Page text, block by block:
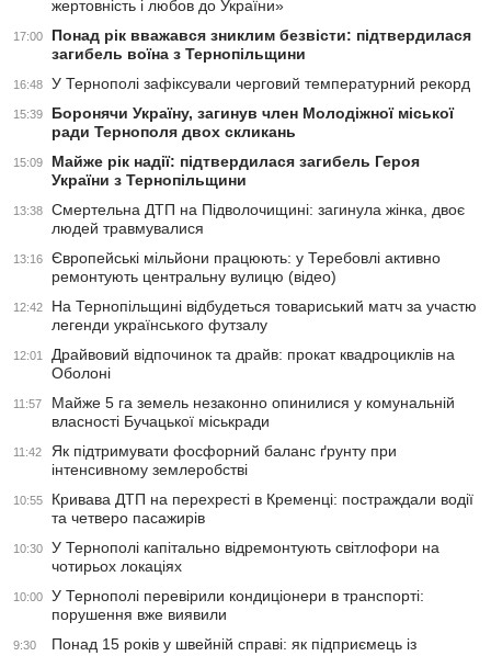
жертовність і любов до України»
17:00
Понад рік вважався зниклим безвісти: підтвердилася
загибель воїна з Тернопільщини
16:48 У Тернополі зафіксували черговий температурний рекорд
15:39
Боронячи Україну, загинув член Молодіжної міської
ради Тернополя двох скликань
15:09
Майже рік надії: підтвердилася загибель Героя
України з Тернопільщини
13:38
Смертельна ДТП на Підволочищині: загинула жінка, двоє
людей травмувалися
13:16
Європейські мільйони працюють: у Теребовлі активно
ремонтують центральну вулицю (відео)
12:42
На Тернопільщині відбудеться товариський матч за участю
легенди українського футзалу
12:01
Драйвовий відпочинок та драйв: прокат квадроциклів на
Оболоні
11:57
Майже 5 га земель незаконно опинилися у комунальній
власності Бучацької міськради
11:42
Як підтримувати фосфорний баланс ґрунту при
інтенсивному землеробстві
10:55
Кривава ДТП на перехресті в Кременці: постраждали водії
та четверо пасажирів
10:30
У Тернополі капітально відремонтують світлофори на
чотирьох локаціях
10:00
У Тернополі перевірили кондиціонери в транспорті:
порушення вже виявили
9:30
Понад 15 років у швейній справі: як підприємець із